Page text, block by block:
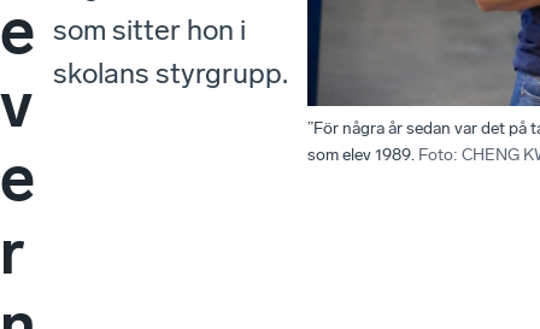
e
v
e
r
som sitter hon i
skolans styrgrupp.
”För några år sedan var det på
som elev 1989. Foto: CHENG